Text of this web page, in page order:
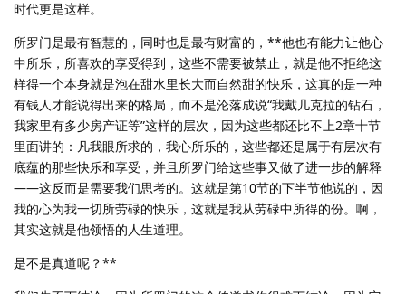
时代更是这样。
所罗门是最有智慧的，同时也是最有财富的，**他也有能力让他心
中所乐，所喜欢的享受得到，这些不需要被禁止，就是他不拒绝这
样得一个本身就是泡在甜水里长大而自然甜的快乐，这真的是一种
有钱人才能说得出来的格局，而不是沦落成说“我戴几克拉的钻石，
我家里有多少房产证等”这样的层次，因为这些都还比不上2章十节
里面讲的：凡我眼所求的，我心所乐的，这些都还是属于有层次有
底蕴的那些快乐和享受，并且所罗门给这些事又做了进一步的解释
——这反而是需要我们思考的。这就是第10节的下半节他说的，因
我的心为我一切所劳碌的快乐，这就是我从劳碌中所得的份。啊，
其实这就是他领悟的人生道理。
是不是真道呢？**